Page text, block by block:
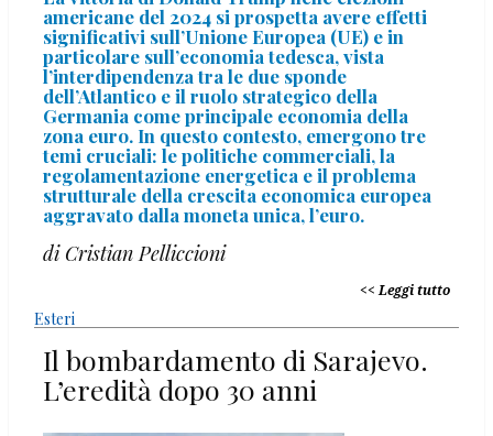
americane del 2024 si prospetta avere effetti
significativi sull’Unione Europea (UE) e in
particolare sull’economia tedesca, vista
l’interdipendenza tra le due sponde
dell’Atlantico e il ruolo strategico della
Germania come principale economia della
zona euro. In questo contesto, emergono tre
temi cruciali: le politiche commerciali, la
regolamentazione energetica e il problema
strutturale della crescita economica europea
aggravato dalla moneta unica, l’euro.
di Cristian Pelliccioni
Leggi tutto
Esteri
Il bombardamento di Sarajevo.
L’eredità dopo 30 anni